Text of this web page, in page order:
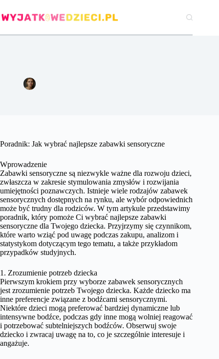
do
treści
Poradnik: Jak wybrać najlepsze zabawki sensoryczne
Wprowadzenie
Zabawki sensoryczne są niezwykle ważne dla rozwoju dzieci,
zwłaszcza w zakresie stymulowania zmysłów i rozwijania
umiejętności poznawczych. Istnieje wiele rodzajów zabawek
sensorycznych dostępnych na rynku, ale wybór odpowiednich
może być trudny dla rodziców. W tym artykule przedstawimy
poradnik, który pomoże Ci wybrać najlepsze zabawki
sensoryczne dla Twojego dziecka. Przyjrzymy się czynnikom,
które warto wziąć pod uwagę podczas zakupu, analizom i
statystykom dotyczącym tego tematu, a także przykładom
przypadków studyjnych.
1. Zrozumienie potrzeb dziecka
Pierwszym krokiem przy wyborze zabawek sensorycznych
jest zrozumienie potrzeb Twojego dziecka. Każde dziecko ma
inne preferencje związane z bodźcami sensorycznymi.
Niektóre dzieci mogą preferować bardziej dynamiczne lub
intensywne bodźce, podczas gdy inne mogą wolniej reagować
i potrzebować subtelniejszych bodźców. Obserwuj swoje
dziecko i zwracaj uwagę na to, co je szczególnie interesuje i
angażuje.